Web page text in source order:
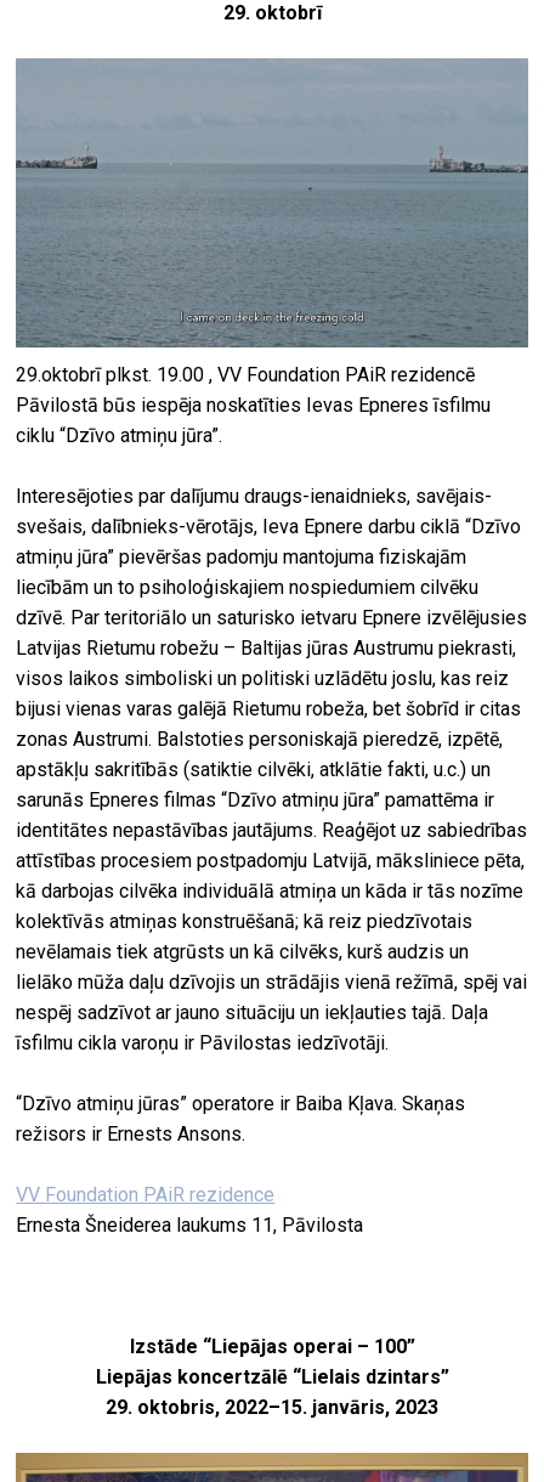
29. oktobrī
29.oktobrī plkst. 19.00 , VV Foundation PAiR rezidencē
Pāvilostā būs iespēja noskatīties Ievas Epneres īsfilmu
ciklu “Dzīvo atmiņu jūra”.
Interesējoties par dalījumu draugs-ienaidnieks, savējais-
svešais, dalībnieks-vērotājs, Ieva Epnere darbu ciklā “Dzīvo
atmiņu jūra” pievēršas padomju mantojuma fiziskajām
liecībām un to psiholoģiskajiem nospiedumiem cilvēku
dzīvē. Par teritoriālo un saturisko ietvaru Epnere izvēlējusies
Latvijas Rietumu robežu – Baltijas jūras Austrumu piekrasti,
visos laikos simboliski un politiski uzlādētu joslu, kas reiz
bijusi vienas varas galējā Rietumu robeža, bet šobrīd ir citas
zonas Austrumi. Balstoties personiskajā pieredzē, izpētē,
apstākļu sakritībās (satiktie cilvēki, atklātie fakti, u.c.) un
sarunās Epneres filmas “Dzīvo atmiņu jūra” pamattēma ir
identitātes nepastāvības jautājums. Reaģējot uz sabiedrības
attīstības procesiem postpadomju Latvijā, māksliniece pēta,
kā darbojas cilvēka individuālā atmiņa un kāda ir tās nozīme
kolektīvās atmiņas konstruēšanā; kā reiz piedzīvotais
nevēlamais tiek atgrūsts un kā cilvēks, kurš audzis un
lielāko mūža daļu dzīvojis un strādājis vienā režīmā, spēj vai
nespēj sadzīvot ar jauno situāciju un iekļauties tajā. Daļa
īsfilmu cikla varoņu ir Pāvilostas iedzīvotāji.
“Dzīvo atmiņu jūras” operatore ir Baiba Kļava. Skaņas
režisors ir Ernests Ansons.
VV Foundation PAiR rezidence
Ernesta Šneiderea laukums 11, Pāvilosta
Izstāde “Liepājas operai – 100”
Liepājas koncertzālē “Lielais dzintars”
29. oktobris, 2022–15. janvāris, 2023